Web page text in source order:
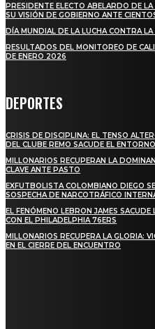
PRESIDENTE ELECTO ABELARDO DE
SU VISIÓN DE GOBIERNO ANTE
DÍA MUNDIAL DE LA LUCHA CONTRA
RESULTADOS DEL MONITOREO DE
DE ENERO 2026
DEPORTES
CRISIS DE DISCIPLINA: EL TENSO
DEL CLUBE REMO SACUDE EL
MILLONARIOS RECUPERAN LA
CLAVE ANTE PASTO
EXFUTBOLISTA COLOMBIANO DIEGO
SOSPECHA DE NARCOTRÁFICO
EL FENÓMENO LEBRON JAMES
CON EL PHILADELPHIA 76ERS
MILLONARIOS RECUPERA LA GLORIA:
EN EL CIERRE DEL ENCUENTRO